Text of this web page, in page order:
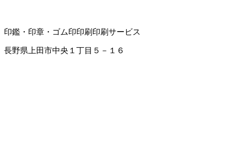
印鑑・印章・ゴム印印刷 印刷サービス
長野県上田市中央１丁目５－１６